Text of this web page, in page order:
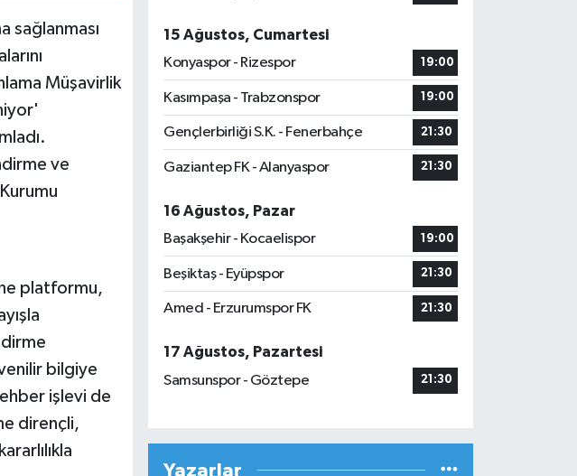
sağlanması
Müşavirlik
ve
platformu,
bilgiye
işlevi de
dirençli,
15 Ağustos, Cumartesi
Konyaspor - Rizespor
19:00
Kasımpaşa - Trabzonspor 19:00
Gençlerbirliği S.K. - Fenerbahçe 21:30
Gaziantep FK - Alanyaspor 21:30
16 Ağustos, Pazar
Başakşehir - Kocaelispor
19:00
Beşiktaş - Eyüpspor 21:30
Amed - Erzurumspor FK 21:30
17 Ağustos, Pazartesi
Samsunspor - Göztepe
21:30
Yazarlar